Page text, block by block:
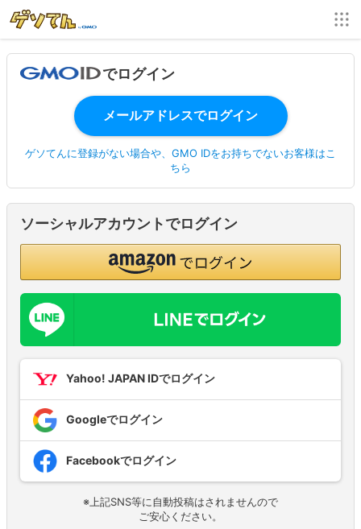
でログイン
ゲソてんに登録がない場合や、GMO IDをお持ちでないお客様はこ
ちら
ソーシャルアカウントでログイン
Yahoo! JAPAN IDでログイン
Googleでログイン
Facebookでログイン
※上記SNS等に自動投稿はされませんので
ご安心ください。